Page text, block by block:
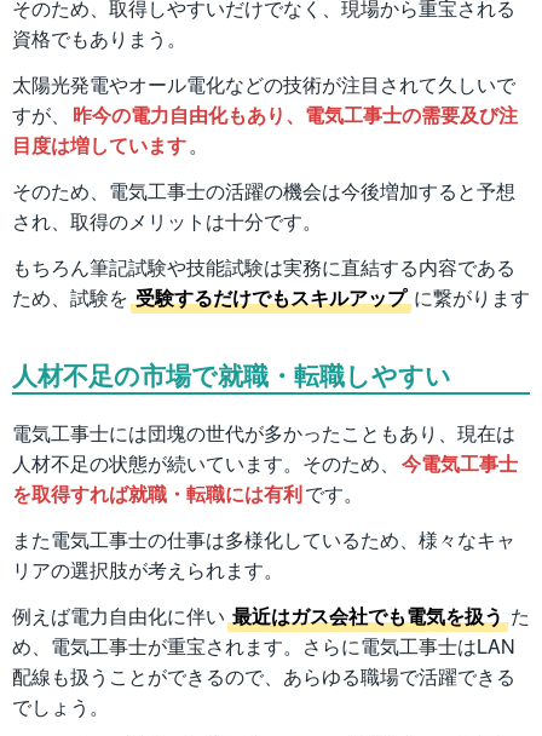
そのため、取得しやすいだけでなく、現場から重宝される
資格でもありまう。
太陽光発電やオール電化などの技術が注目されて久しいで
すが、
昨今の電力自由化もあり、電気工事士の需要及び注
目度は増しています。
そのため、電気工事士の活躍の機会は今後増加すると予想
され、取得のメリットは十分です。
もちろん筆記試験や技能試験は実務に直結する内容である
ため、試験を 受験するだけでもスキルアップ に繋がります
人材不足の市場で就職・転職しやすい
電気工事士には団塊の世代が多かったこともあり、現在は
人材不足の状態が続いています。そのため、 今電気工事士
を取得すれば就職・転職には有利です。
また電気工事士の仕事は多様化しているため、様々なキャ
リアの選択肢が考えられます。
例えば電力自由化に伴い 最近はガス会社でも電気を扱う た
め、電気工事士が重宝されます。さらに電気工事士はLAN
配線も扱うことができるので、あらゆる職場で活躍できる
でしょう。